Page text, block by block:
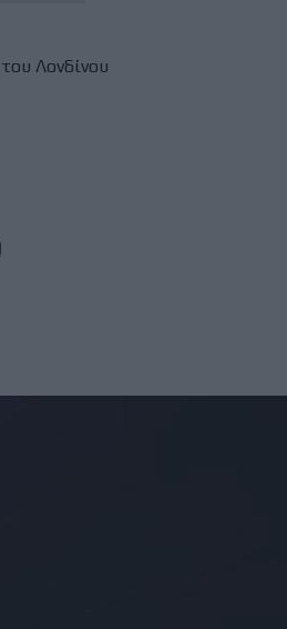
Λονδίνου